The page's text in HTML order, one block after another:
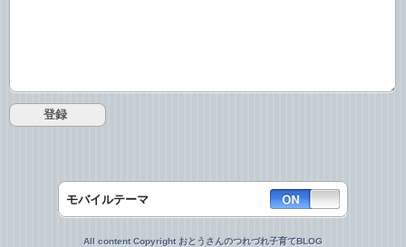
モバイルテーマ
All content Copyright おとうさんのつれづれ子育てBLOG